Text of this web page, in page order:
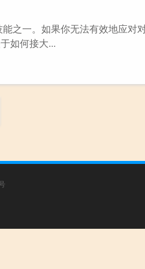
之一。如果你无法有效地应对
如何接大...